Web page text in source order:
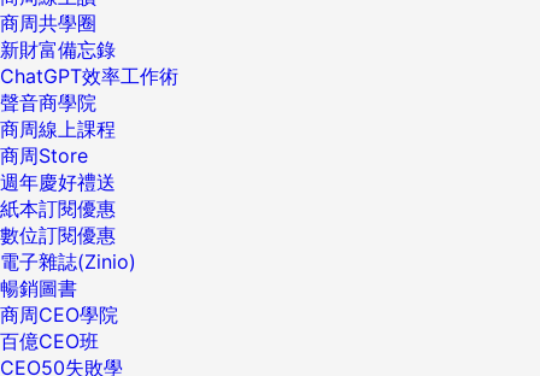
商周共學圈
新財富備忘錄
ChatGPT效率工作術
聲音商學院
商周線上課程
商周Store
週年慶好禮送
紙本訂閱優惠
數位訂閱優惠
電子雜誌(Zinio)
暢銷圖書
商周CEO學院
百億CEO班
CEO50失敗學